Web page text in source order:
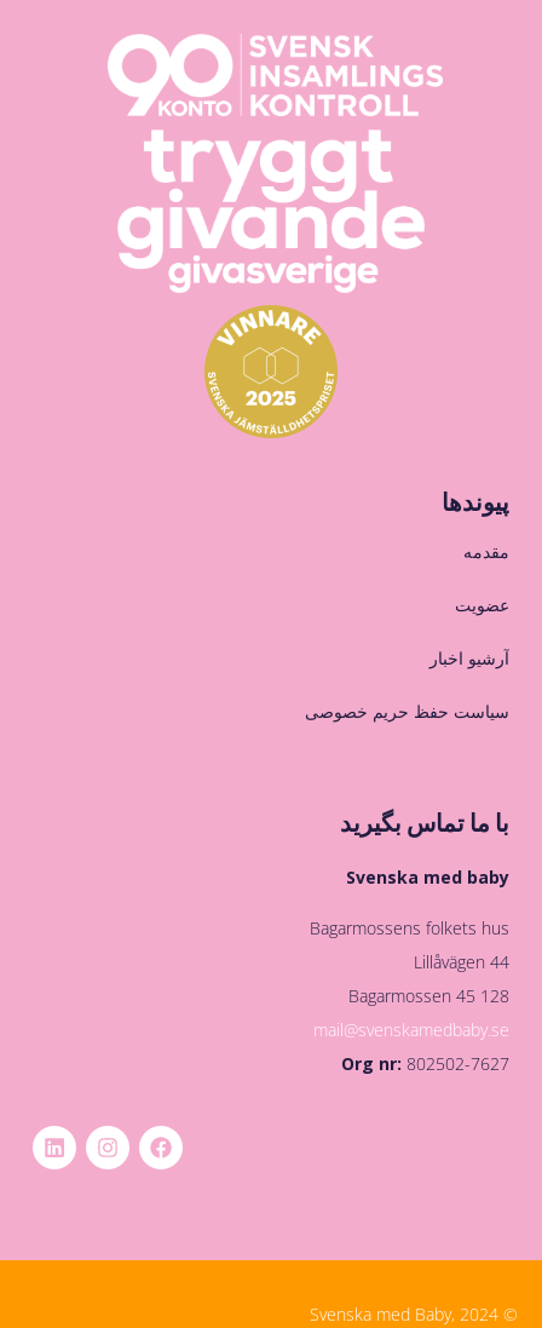
پیوندها
مقدمه
عضویت
آرشیو اخبار
سیاست حفظ حریم خصوصی
با ما تماس بگیرید
Svenska med baby
Bagarmossens folkets hus
Lillåvägen 44
128 45 Bagarmossen
mail@svenskamedbaby.se
Org nr:802502-7627
© Svenska med Baby, 2024